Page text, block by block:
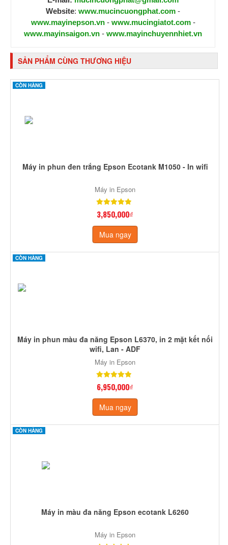
Website: www.mucincuongphat.com -
www.mayinepson.vn- www.mucingiatot.com-
www.mayinsaigon.vn - www.mayinchuyennhiet.vn
SẢN PHẨM CÙNG THƯƠNG HIỆU
CÒN HÀNG
Máy in phun đen trắng Epson Ecotank M1050 - In wifi
Máy in Epson
3,850,000₫
Mua ngay
CÒN HÀNG
Máy in phun màu đa năng Epson L6370, in 2 mặt kết nối
wifi, Lan - ADF
Máy in Epson
6,950,000₫
Mua ngay
CÒN HÀNG
Máy in màu đa năng Epson ecotank L6260
Máy in Epson